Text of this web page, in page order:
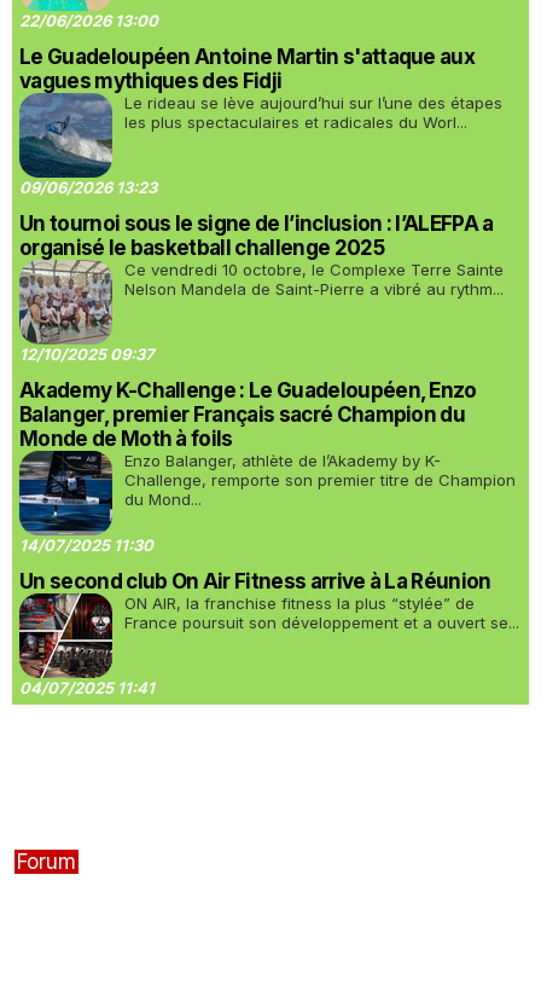
22/06/2026 13:00
Le Guadeloupéen Antoine Martin s'attaque aux
vagues mythiques des Fidji
Le rideau se lève aujourd’hui sur l’une des étapes
les plus spectaculaires et radicales du Worl...
09/06/2026 13:23
Un tournoi sous le signe de l’inclusion : l’ALEFPA a
organisé le basketball challenge 2025
Ce vendredi 10 octobre, le Complexe Terre Sainte
Nelson Mandela de Saint-Pierre a vibré au rythm...
12/10/2025 09:37
Akademy K-Challenge : Le Guadeloupéen, Enzo
Balanger, premier Français sacré Champion du
Monde de Moth à foils
Enzo Balanger, athlète de l’Akademy by K-
Challenge, remporte son premier titre de Champion
du Mond...
14/07/2025 11:30
Un second club On Air Fitness arrive à La Réunion
ON AIR, la franchise fitness la plus “stylée” de
France poursuit son développement et a ouvert se...
04/07/2025 11:41
Forum